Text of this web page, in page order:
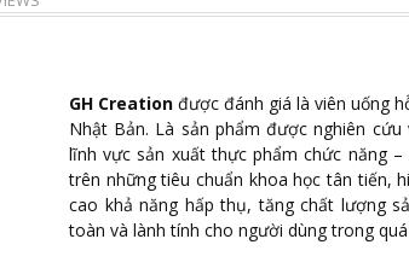
GH Creation được đánh giá là viên uống
Nhật Bản. Là sản phẩm được nghiên
lĩnh vực sản xuất thực phẩm chức năng
trên những tiêu chuẩn khoa học tân tiến,
cao khả năng hấp thụ, tăng chất lượng
toàn và lành tính cho người dùng trong